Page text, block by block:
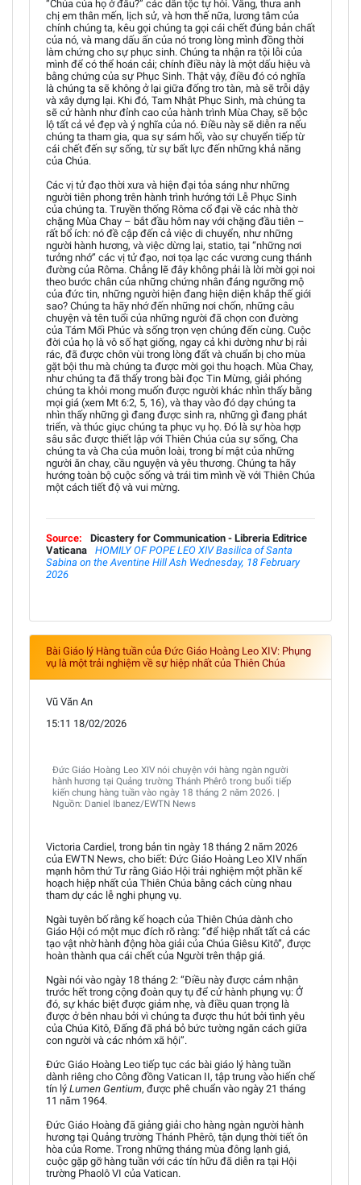
“Chúa của họ ở đâu?” các dân tộc tự hỏi. Vâng, thưa anh
chị em thân mến, lịch sử, và hơn thế nữa, lương tâm của
chính chúng ta, kêu gọi chúng ta gọi cái chết đúng bản chất
của nó, và mang dấu ấn của nó trong lòng mình đồng thời
làm chứng cho sự phục sinh. Chúng ta nhận ra tội lỗi của
mình để có thể hoán cải; chính điều này là một dấu hiệu và
bằng chứng của sự Phục Sinh. Thật vậy, điều đó có nghĩa
là chúng ta sẽ không ở lại giữa đống tro tàn, mà sẽ trỗi dậy
và xây dựng lại. Khi đó, Tam Nhật Phục Sinh, mà chúng ta
sẽ cử hành như đỉnh cao của hành trình Mùa Chay, sẽ bộc
lộ tất cả vẻ đẹp và ý nghĩa của nó. Điều này sẽ diễn ra nếu
chúng ta tham gia, qua sự sám hối, vào sự chuyển tiếp từ
cái chết đến sự sống, từ sự bất lực đến những khả năng
của Chúa.
Các vị tử đạo thời xưa và hiện đại tỏa sáng như những
người tiên phong trên hành trình hướng tới Lễ Phục Sinh
của chúng ta. Truyền thống Rôma cổ đại về các nhà thờ
chặng Mùa Chay – bắt đầu hôm nay với chặng đầu tiên –
rất bổ ích: nó đề cập đến cả việc di chuyển, như những
người hành hương, và việc dừng lại, statio, tại “những nơi
tưởng nhớ” các vị tử đạo, nơi tọa lạc các vương cung thánh
đường của Rôma. Chẳng lẽ đây không phải là lời mời gọi noi
theo bước chân của những chứng nhân đáng ngưỡng mộ
của đức tin, những người hiện đang hiện diện khắp thế giới
sao? Chúng ta hãy nhớ đến những nơi chốn, những câu
chuyện và tên tuổi của những người đã chọn con đường
của Tám Mối Phúc và sống trọn vẹn chúng đến cùng. Cuộc
đời của họ là vô số hạt giống, ngay cả khi dường như bị rải
rác, đã được chôn vùi trong lòng đất và chuẩn bị cho mùa
gặt bội thu mà chúng ta được mời gọi thu hoạch. Mùa Chay,
như chúng ta đã thấy trong bài đọc Tin Mừng, giải phóng
chúng ta khỏi mong muốn được người khác nhìn thấy bằng
mọi giá (xem Mt 6:2, 5, 16), và thay vào đó dạy chúng ta
nhìn thấy những gì đang được sinh ra, những gì đang phát
triển, và thúc giục chúng ta phục vụ họ. Đó là sự hòa hợp
sâu sắc được thiết lập với Thiên Chúa của sự sống, Cha
chúng ta và Cha của muôn loài, trong bí mật của những
người ăn chay, cầu nguyện và yêu thương. Chúng ta hãy
hướng toàn bộ cuộc sống và trái tim mình về với Thiên Chúa
một cách tiết độ và vui mừng.
Source:
Dicastery for Communication - Libreria Editrice
Vaticana
HOMILY OF POPE LEO XIV Basilica of Santa
Sabina on the Aventine Hill Ash Wednesday, 18 February
2026
Bài Giáo lý Hàng tuần của Đức Giáo Hoàng Leo XIV: Phụng
vụ là một trải nghiệm về sự hiệp nhất của Thiên Chúa
Vũ Văn An
15:11 18/02/2026
Đức Giáo Hoàng Leo XIV nói chuyện với hàng ngàn người
hành hương tại Quảng trường Thánh Phêrô trong buổi tiếp
kiến chung hàng tuần vào ngày 18 tháng 2 năm 2026. |
Nguồn: Daniel Ibanez/EWTN News
Victoria Cardiel, trong bản tin ngày 18 tháng 2 năm 2026
của EWTN News, cho biết: Đức Giáo Hoàng Leo XIV nhấn
mạnh hôm thứ Tư rằng Giáo Hội trải nghiệm một phần kế
hoạch hiệp nhất của Thiên Chúa bằng cách cùng nhau
tham dự các lễ nghi phụng vụ.
Ngài tuyên bố rằng kế hoạch của Thiên Chúa dành cho
Giáo Hội có một mục đích rõ ràng: “để hiệp nhất tất cả các
tạo vật nhờ hành động hòa giải của Chúa Giêsu Kitô”, được
hoàn thành qua cái chết của Người trên thập giá.
Ngài nói vào ngày 18 tháng 2: “Điều này được cảm nhận
trước hết trong cộng đoàn quy tụ để cử hành phụng vụ: Ở
đó, sự khác biệt được giảm nhẹ, và điều quan trọng là
được ở bên nhau bởi vì chúng ta được thu hút bởi tình yêu
của Chúa Kitô, Đấng đã phá bỏ bức tường ngăn cách giữa
con người và các nhóm xã hội”.
Đức Giáo Hoàng Leo tiếp tục các bài giáo lý hàng tuần
dành riêng cho Công đồng Vatican II, tập trung vào hiến chế
tín lý Lumen Gentium, được phê chuẩn vào ngày 21 tháng
11 năm 1964.
Đức Giáo Hoàng đã giảng giải cho hàng ngàn người hành
hương tại Quảng trường Thánh Phêrô, tận dụng thời tiết ôn
hòa của Rome. Trong những tháng mùa đông lạnh giá,
cuộc gặp gỡ hàng tuần với các tín hữu đã diễn ra tại Hội
trường Phaolô VI của Vatican.